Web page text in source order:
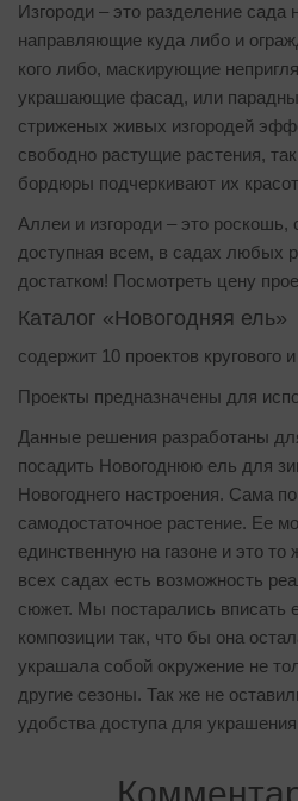
Изгороди – это разделение сада
направляющие куда либо и
кого либо, маскирующие
украшающие фасад, или
стриженых живых изгородей
свободно растущие растения,
бордюры подчеркивают их
Аллеи и изгороди – это роскошь,
доступная всем, в садах любых
достатком! Посмотреть цену
Каталог «Новогодняя ель»
содержит 10 проектов кругового
Проекты предназначены для
Данные решения разработаны
посадить Новогоднюю ель для
Новогоднего настроения. Сама
самодостаточное растение. Ее
единственную на газоне и это то
всех садах есть возможность
сюжет. Мы постарались вписать
композиции так, что бы она
украшала собой окружение не
другие сезоны. Так же не
удобства доступа для